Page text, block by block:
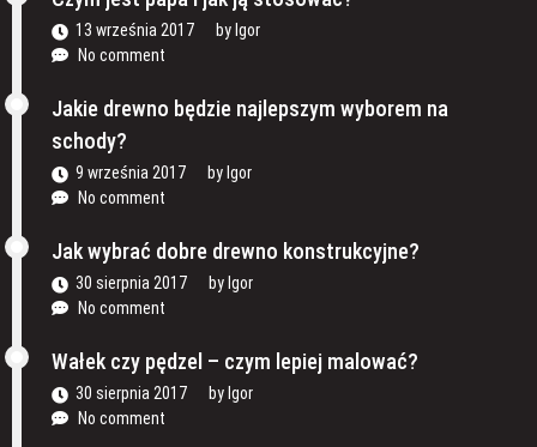
13 września 2017 by Igor
No comment
Jakie drewno będzie najlepszym wyborem na
schody?
9 września 2017 by Igor
No comment
Jak wybrać dobre drewno konstrukcyjne?
30 sierpnia 2017 by Igor
No comment
Wałek czy pędzel – czym lepiej malować?
30 sierpnia 2017 by Igor
No comment